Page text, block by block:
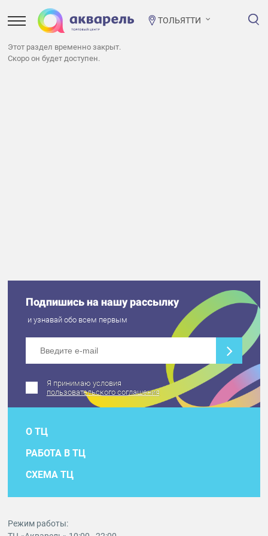
ТОЛЬЯТТИ
Этот раздел временно закрыт.
Скоро он будет доступен.
Подпишись на нашу рассылку
и узнавай обо всем первым
Я принимаю условия
пользовательского соглашения
О ТЦ
РАБОТА В ТЦ
СХЕМА ТЦ
Режим работы: